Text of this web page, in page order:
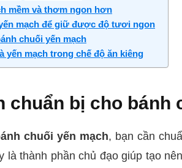
mềm và thơm ngon hơn
mạch để giữ được độ tươi ngon
chuối yến mạch
mạch trong chế độ ăn kiêng
chuẩn bị cho bánh
chuối yến mạch, bạn cần
là thành phần chủ đạo giúp tạo